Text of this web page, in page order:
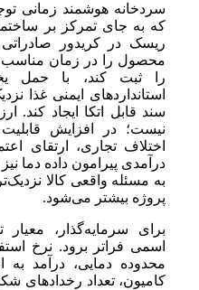
سردخانه هوشمند زمانی
که به جای تمرکز بر
ریسک در کریدور صادراتی
محصول را در زمان مناسب
را ثبت کند، با حمل
استانداردهای ایمنی غذا
سند قابل اتکا ایجاد
نیست؛ در افزایش
اختلاف تجاری، ارتقای
درآمدی پیرامون داده دما
به مسئله واقعی کالا
پروژه بیشتر می‌شود.
برای سرمایه‌گذار،
اسمی فراتر برود. نرخ
محدوده دمایی، درآمد
کامیون، تعداد رخدادهای